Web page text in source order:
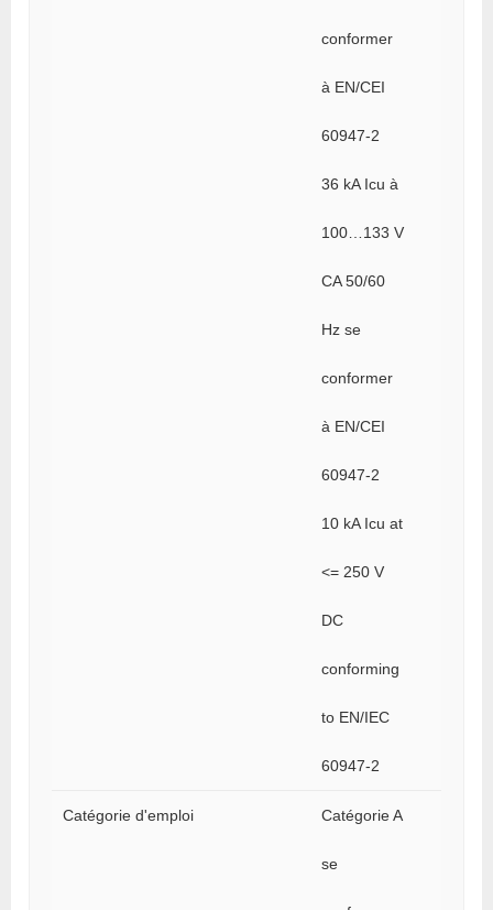
conformer
à EN/CEI
60947-2
36 kA Icu à
100…133 V
CA 50/60
Hz se
conformer
à EN/CEI
60947-2
10 kA Icu at
<= 250 V
DC
conforming
to EN/IEC
60947-2
Catégorie d'emploi Catégorie A
se